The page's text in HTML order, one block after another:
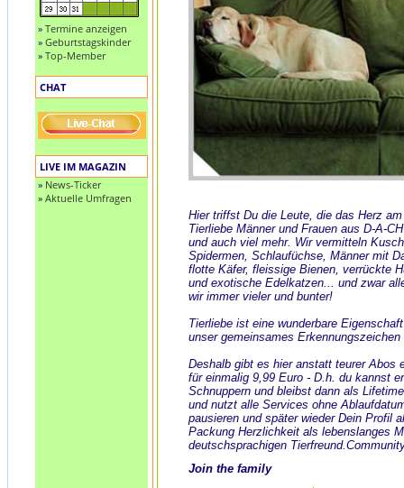
» Termine anzeigen
» Geburtstagskinder
» Top-Member
CHAT
LIVE IM MAGAZIN
» News-Ticker
» Aktuelle Umfragen
Hier triffst Du die Leute, die das Herz
Tierliebe Männer und Frauen aus D-A-
und auch viel mehr. Wir vermitteln
Spidermen, Schlaufüchse, Männer mit
flotte Käfer, fleissige Bienen, verrückte
und exotische Edelkatzen... und zwar
wir immer vieler und bunter!
Tierliebe ist eine wunderbare
unser gemeinsames
Deshalb gibt es hier anstatt teurer Abos
für einmalig 9,99 Euro - D.h. du kannst
Schnuppern und bleibst dann als
und nutzt alle Services ohne
pausieren und später wieder Dein Profil
Packung Herzlichkeit als lebenslanges
deutschsprachigen
Join the family